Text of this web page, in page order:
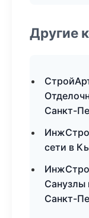
Другие
Санкт-
сети в
Санузлы
Санкт-